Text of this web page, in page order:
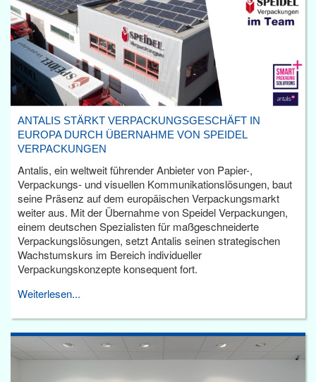
ANTALIS STÄRKT VERPACKUNGSGESCHÄFT IN
EUROPA DURCH ÜBERNAHME VON SPEIDEL
VERPACKUNGEN
Antalis, ein weltweit führender Anbieter von Papier-,
Verpackungs- und visuellen Kommunikationslösungen, baut
seine Präsenz auf dem europäischen Verpackungsmarkt
weiter aus. Mit der Übernahme von Speidel Verpackungen,
einem deutschen Spezialisten für maßgeschneiderte
Verpackungslösungen, setzt Antalis seinen strategischen
Wachstumskurs im Bereich individueller
Verpackungskonzepte konsequent fort.
Weiterlesen...